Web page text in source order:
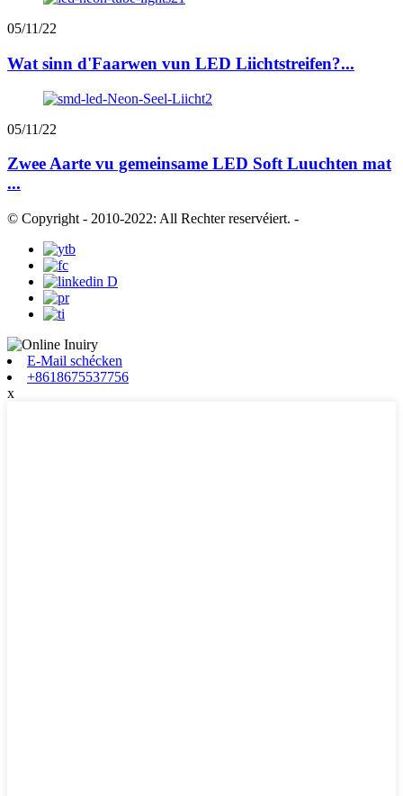
05/11/22
Wat sinn d'Faarwen vun LED Liichtstreifen?...
05/11/22
Zwee Aarte vu gemeinsame LED Soft Luuchten mat
...
© Copyright - 2010-2022: All Rechter reservéiert. -
E-Mail schécken
+8618675537756
x